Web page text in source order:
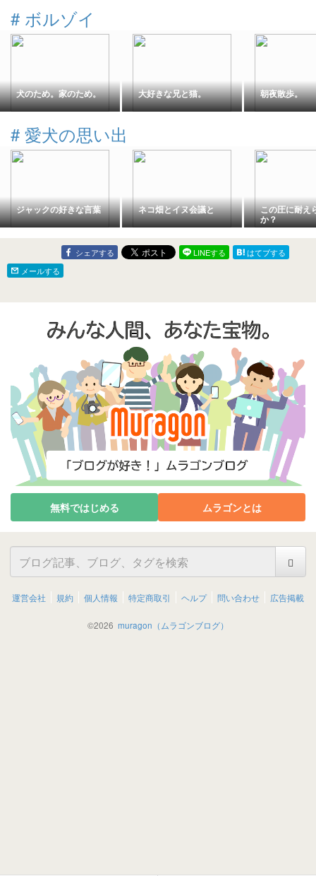
# ボルゾイ
犬のため。家のため。 大好きな兄と猫。 朝夜散歩。
# 愛犬の思い出
ジャックの好きな言葉 ネコ畑とイヌ会議と この圧に耐え
か？
シェアする LINEする
はてブする
メールする
無料ではじめる ムラゴンとは
運営会社 規約 個人情報 特定商取引 ヘルプ 問い合わせ 広告掲載
©2026 muragon（ムラゴンブログ）